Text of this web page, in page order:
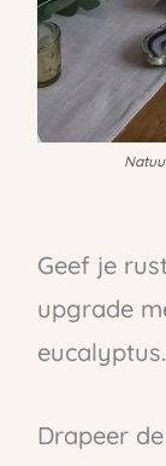
Geef je
upgrade
eucalyptus.
Drapeer